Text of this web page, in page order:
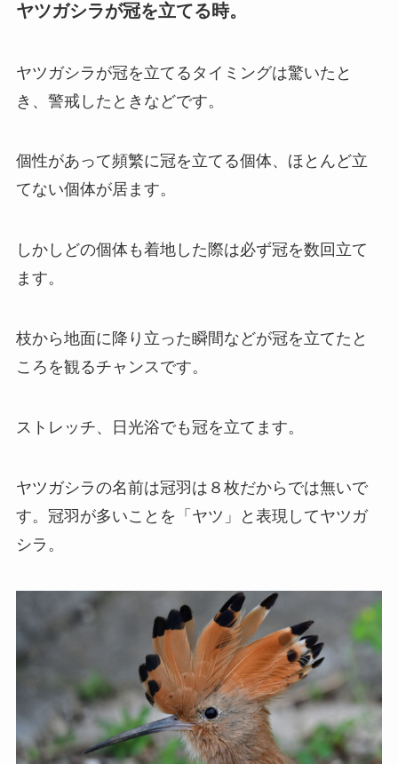
ヤツガシラが冠を立てる時。
ヤツガシラが冠を立てるタイミングは驚いたと
き、警戒したときなどです。
個性があって頻繁に冠を立てる個体、ほとんど立
てない個体が居ます。
しかしどの個体も着地した際は必ず冠を数回立て
ます。
枝から地面に降り立った瞬間などが冠を立てたと
ころを観るチャンスです。
ストレッチ、日光浴でも冠を立てます。
ヤツガシラの名前は冠羽は８枚だからでは無いで
す。冠羽が多いことを「ヤツ」と表現してヤツガ
シラ。